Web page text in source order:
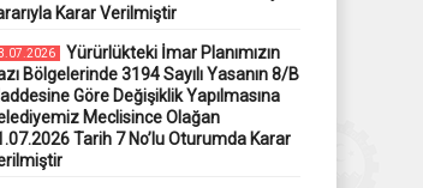
Karar Verilmiştir
Yürürlükteki İmar Planımızın
Bölgelerinde 3194 Sayılı Yasanın 8/B
Göre Değişiklik Yapılmasına
Meclisince Olağan
Tarih 7 No’lu Oturumda Karar